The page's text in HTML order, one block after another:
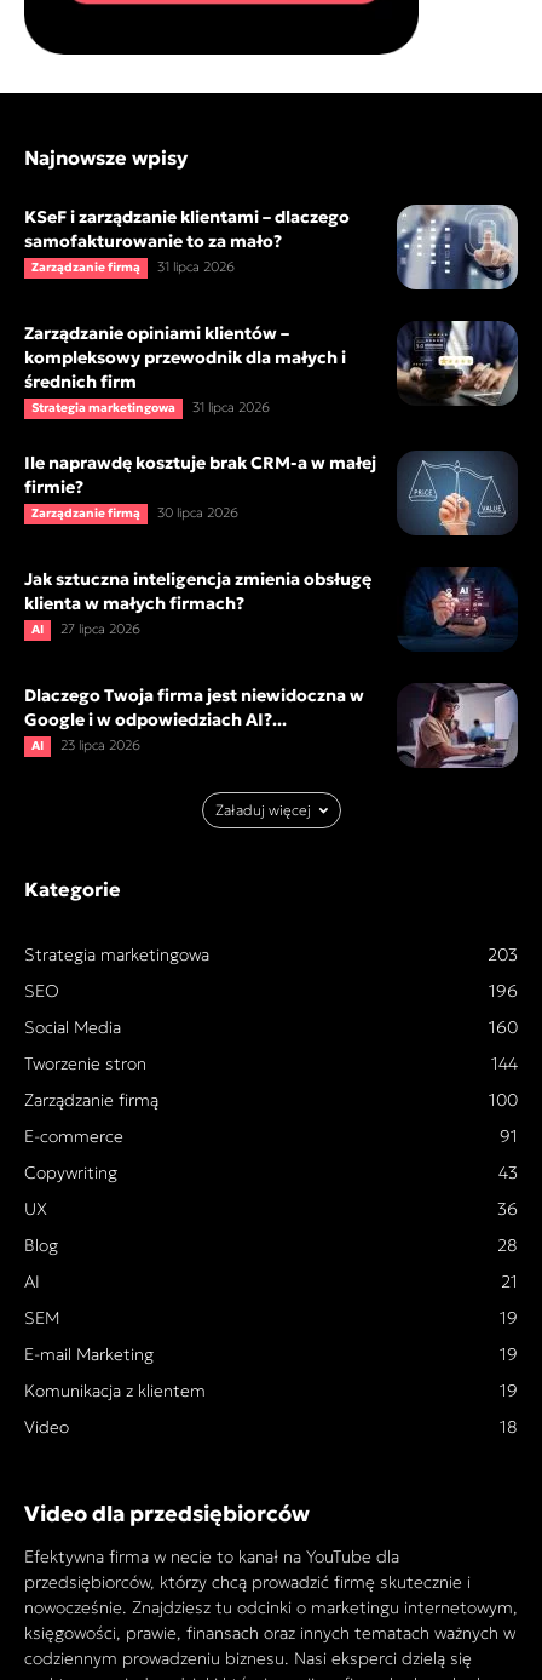
Najnowsze wpisy
KSeF i zarządzanie klientami – dlaczego
samofakturowanie to za mało?
Zarządzanie firmą 31 lipca 2026
Zarządzanie opiniami klientów –
kompleksowy przewodnik dla małych i
średnich firm
Strategia marketingowa 31 lipca 2026
Ile naprawdę kosztuje brak CRM-a w małej
firmie?
Zarządzanie firmą 30 lipca 2026
Jak sztuczna inteligencja zmienia obsługę
klienta w małych firmach?
AI 27 lipca 2026
Dlaczego Twoja firma jest niewidoczna w
Google i w odpowiedziach AI?...
AI 23 lipca 2026
Załaduj więcej
Kategorie
Strategia marketingowa
203
SEO
196
Social Media
160
Tworzenie stron
144
Zarządzanie firmą
100
E-commerce
91
Copywriting
43
UX
36
Blog
28
AI
21
SEM
19
E-mail Marketing
19
Komunikacja z klientem
19
Video
18
Video dla przedsiębiorców
Efektywna firma w necie to kanał na YouTube dla
przedsiębiorców, którzy chcą prowadzić firmę skutecznie i
nowocześnie. Znajdziesz tu odcinki o marketingu internetowym,
księgowości, prawie, finansach oraz innych tematach ważnych w
codziennym prowadzeniu biznesu. Nasi eksperci dzielą się